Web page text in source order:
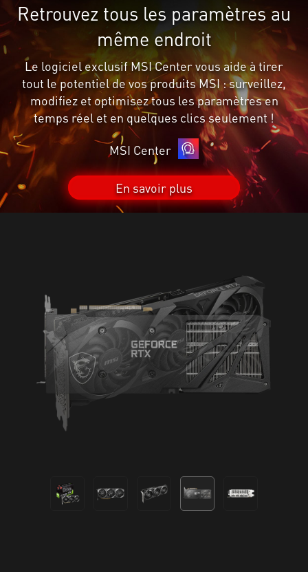
Retrouvez tous les paramètres au
même endroit
Le logiciel exclusif MSI Center vous aide à tirer
tout le potentiel de vos produits MSI : surveillez,
modifiez et optimisez tous les paramètres en
temps réel et en quelques clics seulement !
MSI Center
En savoir plus